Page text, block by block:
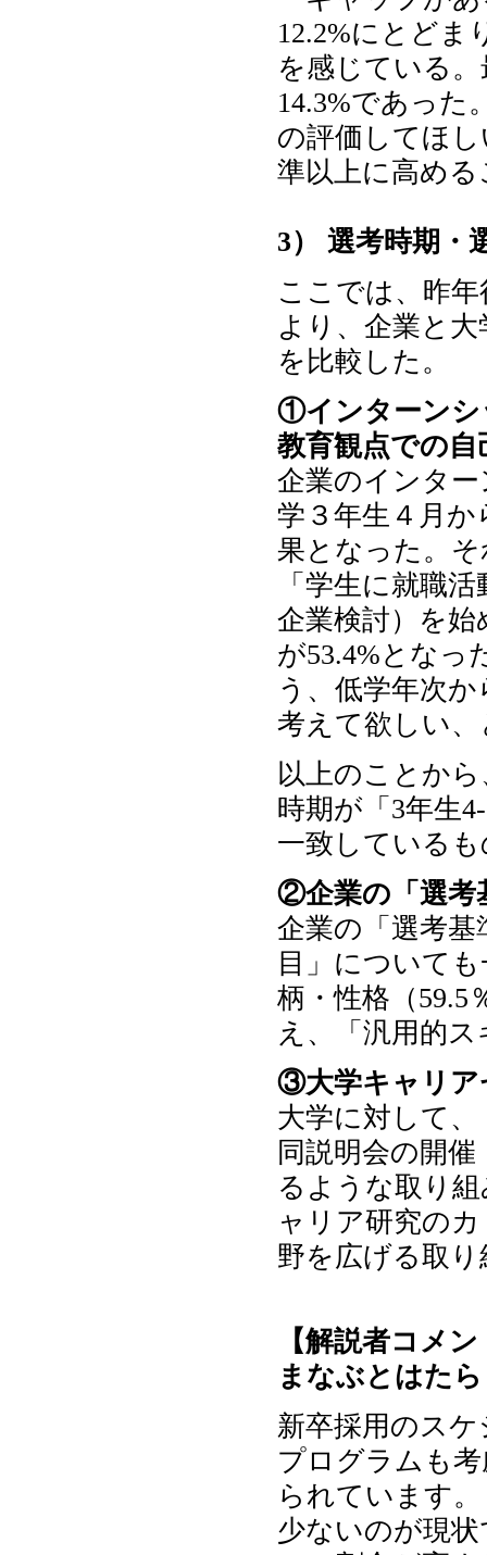
12.2%にとどま
を感じている
14.3%であった
の評価してほ
準以上に高め
3） 選考時期・
ここでは、昨
より、企業と
を比較した。
①インターンシ
教育観点での自
企業のインタ
学３年生４月か
果となった。
「学生に就職
企業検討）を
が53.4%となっ
う、低学年次
考えて欲しい
以上のことか
時期が「3年生
一致している
②企業の「選考
企業の「選考
目」について
柄・性格（59.5
え、「汎用的
③大学キャリア
大学に対して、
同説明会の開
るような取り
ャリア研究の
野を広げる取
【解説者コメ
まなぶとはた
新卒採用のス
プログラムも
られています
少ないのが現